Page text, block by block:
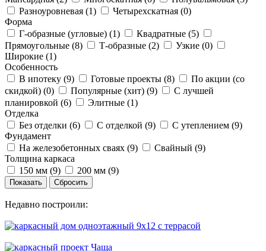
Разноуровневая (1) Четырехскатная (0)
Форма
Г-образные (угловые) (1) Квадратные (5)
Прямоугольные (8) Т-образные (2) Узкие (0)
Широкие (1)
Особенность
В ипотеку (9) Готовые проекты (8)
По акции (со
скидкой) (0) Популярные (хит) (9)
С лучшей
планировкой (6) Элитные (1)
Отделка
Без отделки (6) С отделкой (9) С утеплением (9)
Фундамент
На железобетонных сваях (9) Свайный (9)
Толщина каркаса
150 мм (9) 200 мм (9)
Недавно построили: